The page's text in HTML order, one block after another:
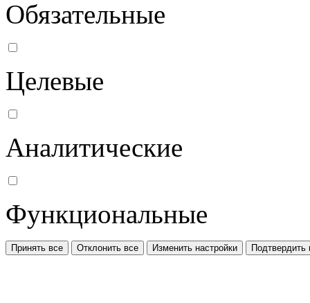
Обязательные
Целевые
Аналитические
Функциональные
Принять все Отклонить все Изменить настройки Подтвердить